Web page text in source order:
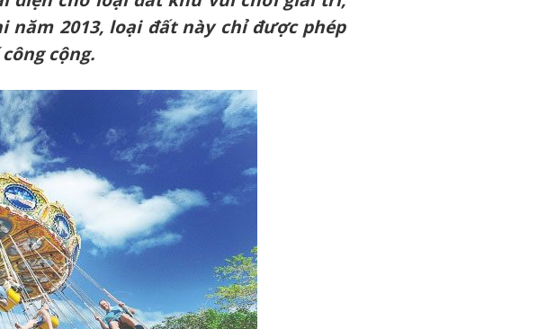
năm 2013, loại đất này chỉ được phép
cộng.